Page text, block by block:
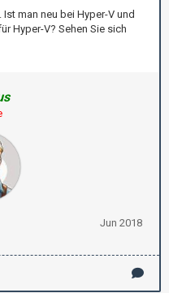
man neu bei Hyper-V und
Hyper-V? Sehen Sie sich
Jun 2018